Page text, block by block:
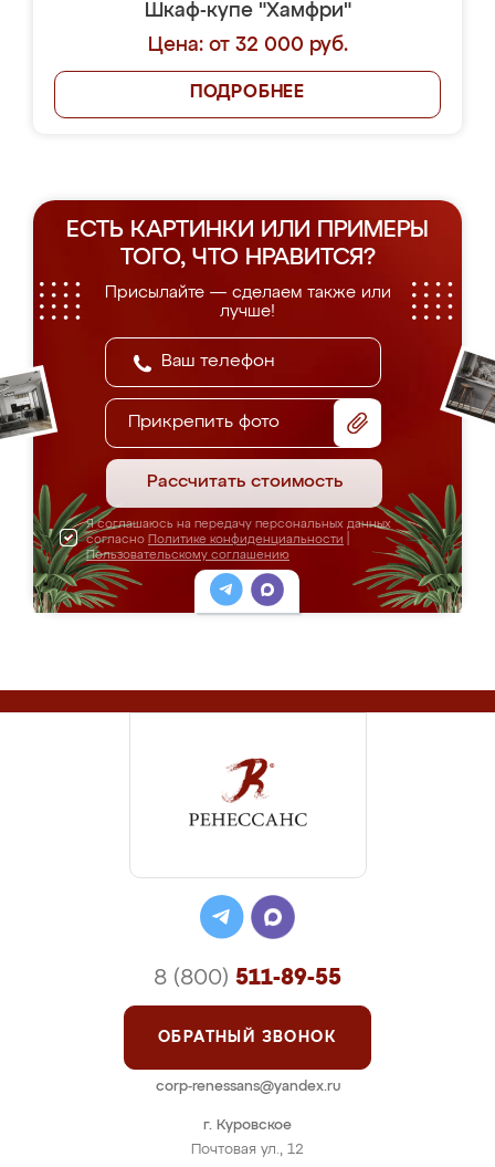
Шкаф-купе "Хамфри"
Цена: от 32 000 руб.
ПОДРОБНЕЕ
ЕСТЬ КАРТИНКИ ИЛИ ПРИМЕРЫ
ТОГО, ЧТО НРАВИТСЯ?
Присылайте — сделаем также или
лучше!
Прикрепить фото
Рассчитать стоимость
Я соглашаюсь на передачу персональных данных
согласно Политике конфиденциальности
Пользовательскому соглашению
г. Куровское
Почтовая ул., 12
8 (800) 511-89-55
ОБРАТНЫЙ ЗВОНОК
corp-renessans@yandex.ru